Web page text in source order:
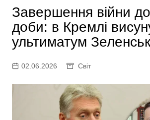
Завершення війни до
доби: в Кремлі
ультиматум
02.06.2026 Світ